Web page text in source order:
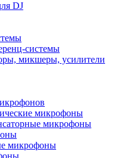
DJ
системы
микшеры, усилители
микрофоны
микрофоны
микрофоны